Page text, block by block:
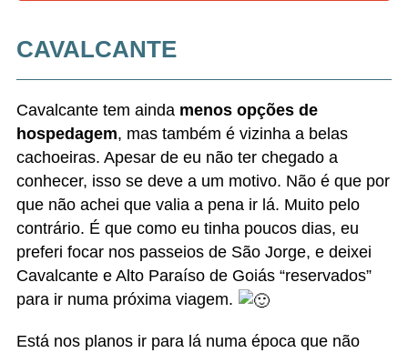
Leia também:
Roteiros prontos na Chapada dos
O que você precisa saber da Vila de São
Jorge (Chapada dos Veadeiros)
O que fazer na Chapada dos Veadeiros:
16 passeios imperdíveis
Como visitar o Vale da Lua, na Chapada
dos Veadeiros
Como é a trilha para a Cachoeira do
Segredo?
Índice de posts sobre a Chapada dos